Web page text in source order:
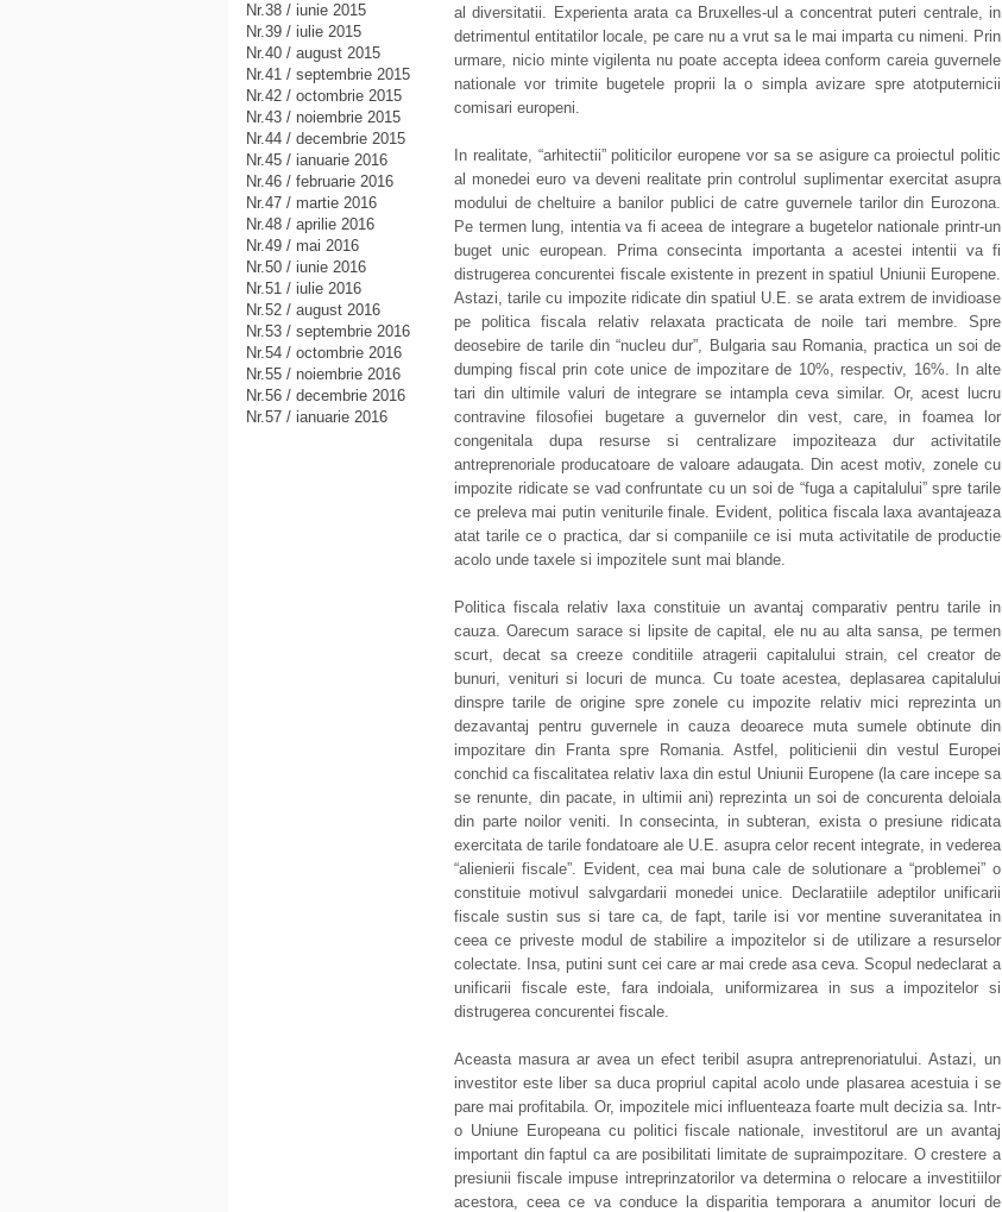
al diversitatii. Experienta arata ca Bruxelles-ul a concentrat puteri centrale, in
detrimentul entitatilor locale, pe care nu a vrut sa le mai imparta cu nimeni. Prin
urmare, nicio minte vigilenta nu poate accepta ideea conform careia guvernele
nationale vor trimite bugetele proprii la o simpla avizare spre atotputernicii
comisari europeni.
In realitate, “arhitectii” politicilor europene vor sa se asigure ca proiectul politic
al monedei euro va deveni realitate prin controlul suplimentar exercitat asupra
modului de cheltuire a banilor publici de catre guvernele tarilor din Eurozona.
Pe termen lung, intentia va fi aceea de integrare a bugetelor nationale printr-un
buget unic european. Prima consecinta importanta a acestei intentii va fi
distrugerea concurentei fiscale existente in prezent in spatiul Uniunii Europene.
Astazi, tarile cu impozite ridicate din spatiul U.E. se arata extrem de invidioase
pe politica fiscala relativ relaxata practicata de noile tari membre. Spre
deosebire de tarile din “nucleu dur”, Bulgaria sau Romania, practica un soi de
dumping fiscal prin cote unice de impozitare de 10%, respectiv, 16%. In alte
tari din ultimile valuri de integrare se intampla ceva similar. Or, acest lucru
contravine filosofiei bugetare a guvernelor din vest, care, in foamea lor
congenitala dupa resurse si centralizare impoziteaza dur activitatile
antreprenoriale producatoare de valoare adaugata. Din acest motiv, zonele cu
impozite ridicate se vad confruntate cu un soi de “fuga a capitalului” spre tarile
ce preleva mai putin veniturile finale. Evident, politica fiscala laxa avantajeaza
atat tarile ce o practica, dar si companiile ce isi muta activitatile de productie
acolo unde taxele si impozitele sunt mai blande.
Politica fiscala relativ laxa constituie un avantaj comparativ pentru tarile in
cauza. Oarecum sarace si lipsite de capital, ele nu au alta sansa, pe termen
scurt, decat sa creeze conditiile atragerii capitalului strain, cel creator de
bunuri, venituri si locuri de munca. Cu toate acestea, deplasarea capitalului
dinspre tarile de origine spre zonele cu impozite relativ mici reprezinta un
dezavantaj pentru guvernele in cauza deoarece muta sumele obtinute din
impozitare din Franta spre Romania. Astfel, politicienii din vestul Europei
conchid ca fiscalitatea relativ laxa din estul Uniunii Europene (la care incepe sa
se renunte, din pacate, in ultimii ani) reprezinta un soi de concurenta deloiala
din parte noilor veniti. In consecinta, in subteran, exista o presiune ridicata
exercitata de tarile fondatoare ale U.E. asupra celor recent integrate, in vederea
“alienierii fiscale”. Evident, cea mai buna cale de solutionare a “problemei” o
constituie motivul salvgardarii monedei unice. Declaratiile adeptilor unificarii
fiscale sustin sus si tare ca, de fapt, tarile isi vor mentine suveranitatea in
ceea ce priveste modul de stabilire a impozitelor si de utilizare a resurselor
colectate. Insa, putini sunt cei care ar mai crede asa ceva. Scopul nedeclarat a
unificarii fiscale este, fara indoiala, uniformizarea in sus a impozitelor si
distrugerea concurentei fiscale.
Aceasta masura ar avea un efect teribil asupra antreprenoriatului. Astazi, un
investitor este liber sa duca propriul capital acolo unde plasarea acestuia i se
pare mai profitabila. Or, impozitele mici influenteaza foarte mult decizia sa. Intr-
o Uniune Europeana cu politici fiscale nationale, investitorul are un avantaj
important din faptul ca are posibilitati limitate de supraimpozitare. O crestere a
presiunii fiscale impuse intreprinzatorilor va determina o relocare a investitiilor
acestora, ceea ce va conduce la disparitia temporara a anumitor locuri de
Nr.38 / iunie 2015
Nr.39 / iulie 2015
Nr.40 / august 2015
Nr.41 / septembrie 2015
Nr.42 / octombrie 2015
Nr.43 / noiembrie 2015
Nr.44 / decembrie 2015
Nr.45 / ianuarie 2016
Nr.46 / februarie 2016
Nr.47 / martie 2016
Nr.48 / aprilie 2016
Nr.49 / mai 2016
Nr.50 / iunie 2016
Nr.51 / iulie 2016
Nr.52 / august 2016
Nr.53 / septembrie 2016
Nr.54 / octombrie 2016
Nr.55 / noiembrie 2016
Nr.56 / decembrie 2016
Nr.57 / ianuarie 2016